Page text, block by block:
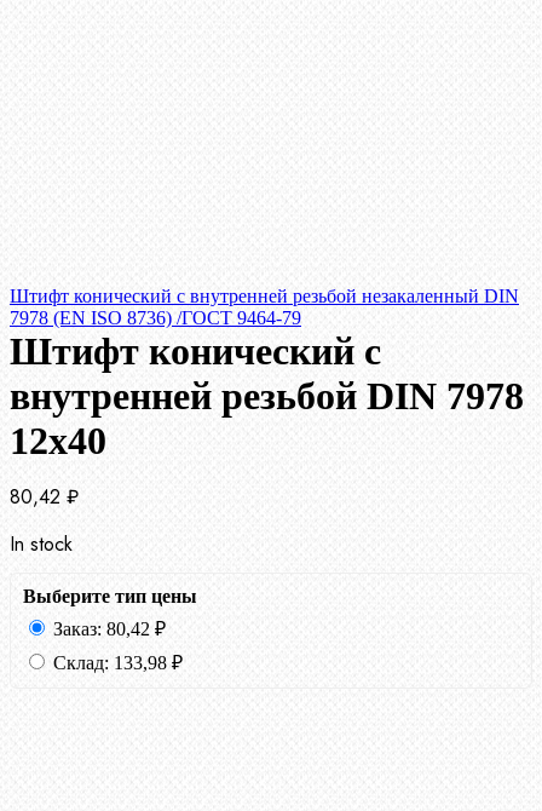
Штифт конический с внутренней резьбой незакаленный DIN
7978 (EN ISO 8736) /ГОСТ 9464-79
Штифт конический с
внутренней резьбой DIN 7978
12х40
80,42 ₽
In stock
Выберите тип цены
Заказ: 80,42 ₽
Склад: 133,98 ₽